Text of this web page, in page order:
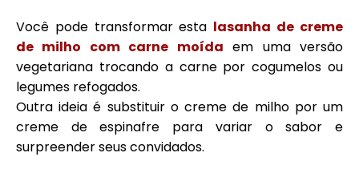
Você pode transformar esta lasanha de creme
de milho com carne moída em uma versão
vegetariana trocando a carne por cogumelos ou
legumes refogados.
Outra ideia é substituir o creme de milho por um
creme de espinafre para variar o sabor e
surpreender seus convidados.